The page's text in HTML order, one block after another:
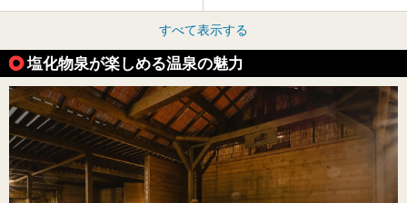
すべて表示する
塩化物泉が楽しめる温泉の魅力